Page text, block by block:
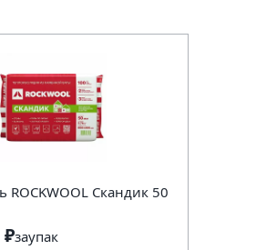
ROCKWOOL Скандик 50
₽заупак